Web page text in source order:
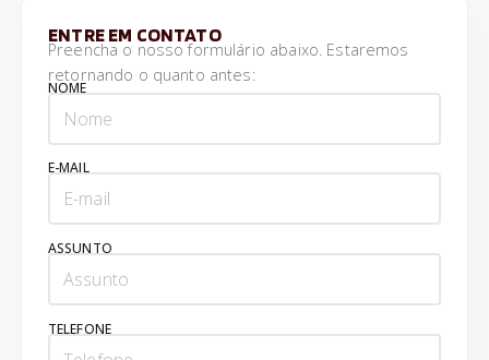
ENTRE EM CONTATO
Preencha o nosso formulário abaixo. Estaremos
retornando o quanto antes:
NOME
E-MAIL
ASSUNTO
TELEFONE